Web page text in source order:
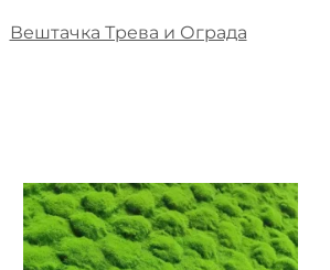
Вештачка Трева и Ограда